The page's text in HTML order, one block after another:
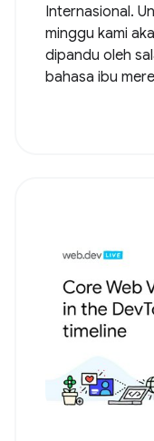
Internasional.
minggu kami
dipandu oleh
bahasa ibu